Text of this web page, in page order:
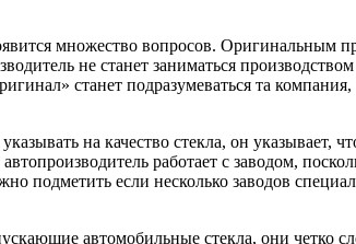
множество вопросов. Оригинальным
не станет заниматься
станет подразумеваться та
на качество стекла, он указывает,
работает с заводом,
подметить если несколько заводов
автомобильные стекла, они четко